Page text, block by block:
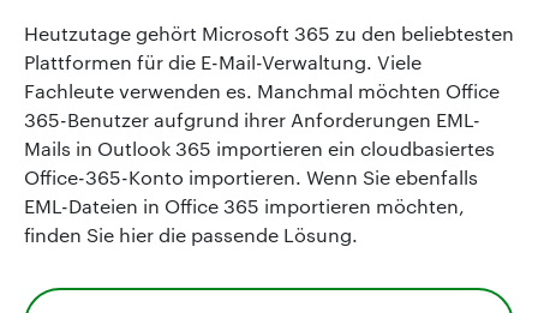
Heutzutage gehört Microsoft 365 zu den beliebtesten
Plattformen für die E-Mail-Verwaltung. Viele
Fachleute verwenden es. Manchmal möchten Office
365-Benutzer aufgrund ihrer Anforderungen EML-
Mails in Outlook 365 importieren ein cloudbasiertes
Office-365-Konto importieren. Wenn Sie ebenfalls
EML-Dateien in Office 365 importieren möchten,
finden Sie hier die passende Lösung.